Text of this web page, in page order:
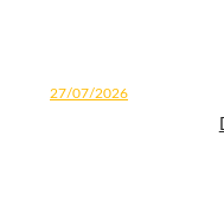
27/07/2026